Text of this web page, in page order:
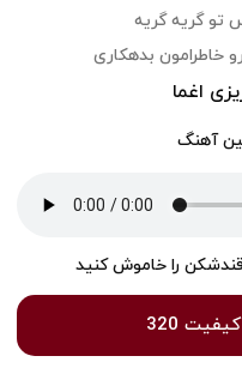
تو گریه گریه
خاطرامون بدهکاری
اغما
آهنگ
را خاموش کنید
320